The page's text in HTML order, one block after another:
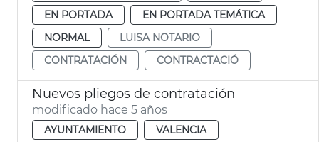
EN PORTADA
EN PORTADA TEMÁTICA
NORMAL
LUISA NOTARIO
CONTRATACIÓN
CONTRACTACIÓ
Nuevos pliegos de contratación
modificado hace 5 años
AYUNTAMIENTO
VALENCIA